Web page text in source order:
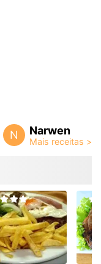
N Narwen